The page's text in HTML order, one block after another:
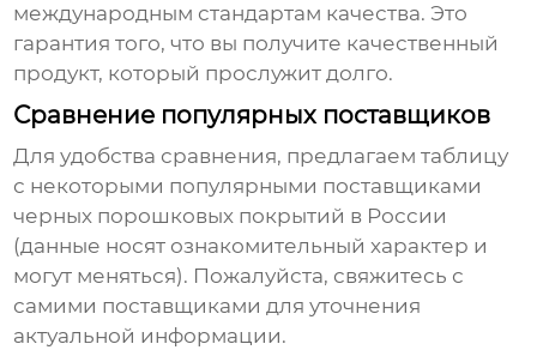
международным стандартам качества. Это
гарантия того, что вы получите качественный
продукт, который прослужит долго.
Сравнение популярных поставщиков
Для удобства сравнения, предлагаем таблицу
с некоторыми популярными поставщиками
черных порошковых покрытий в России
(данные носят ознакомительный характер и
могут меняться). Пожалуйста, свяжитесь с
самими поставщиками для уточнения
актуальной информации.